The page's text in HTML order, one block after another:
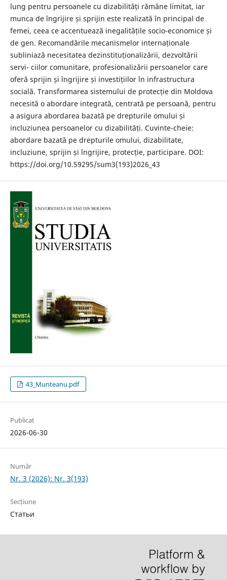
lung pentru persoanele cu dizabilități rămâne limitat, iar
munca de îngrijire și sprijin este realizată în principal de
femei, ceea ce accentuează inegalitățile socio-economice și
de gen. Recomandările mecanismelor internaționale
subliniază necesitatea dezinstituționalizării, dezvoltării
servi- ciilor comunitare, profesionalizării persoanelor care
oferă sprijin și îngrijire și investițiilor în infrastructura
socială. Transformarea sistemului de protecție din Moldova
necesită o abordare integrată, centrată pe persoană, pentru
a asigura abordarea bazată pe drepturile omului și
incluziunea persoanelor cu dizabilități. Cuvinte-cheie:
abordare bazată pe drepturile omului, dizabilitate,
incluziune, sprijin și îngrijire, protecție, participare. DOI:
https://doi.org/10.59295/sum3(193)2026_43
43_Munteanu.pdf
Publicat
2026-06-30
Număr
Nr. 3 (2026): Nr. 3(193)
Secțiune
Статьи